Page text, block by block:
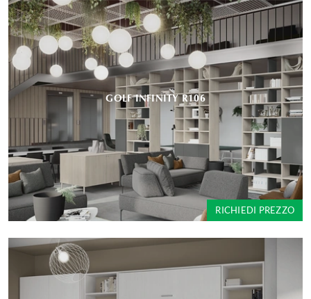
GOLF INFINITY R106
RICHIEDI PREZZO